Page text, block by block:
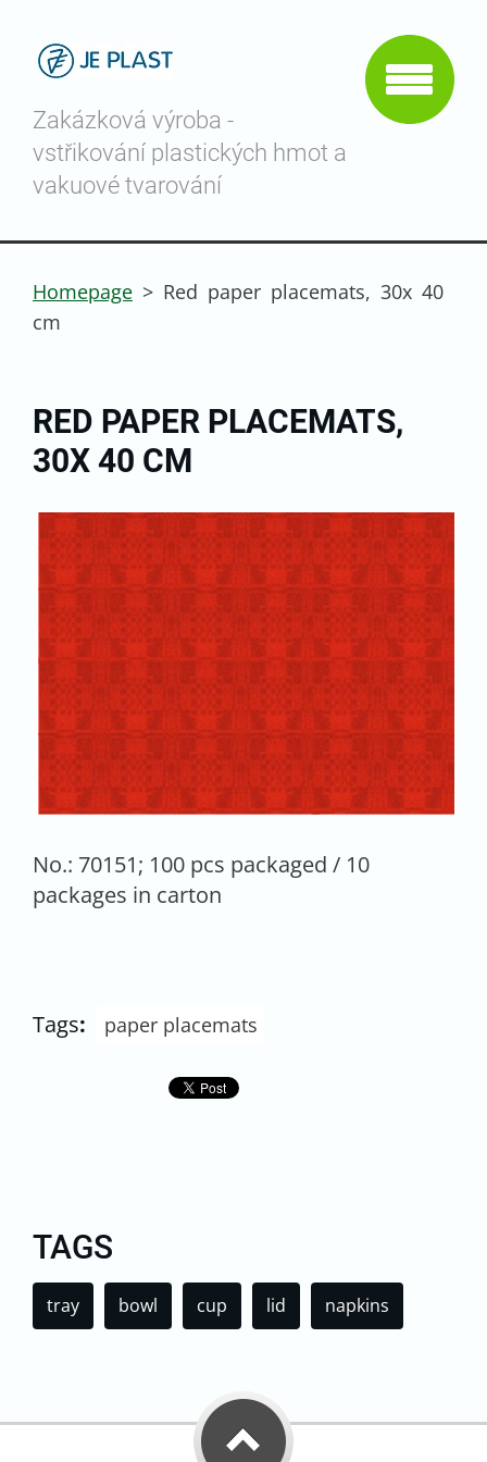
Zakázková výroba -
vstřikování plastických hmot a
vakuové tvarování
Homepage > Red paper placemats, 30x 40
cm
RED PAPER PLACEMATS,
30X 40 CM
No.: 70151; 100 pcs packaged / 10
packages in carton
Tags: paper placemats
TAGS
tray bowl cup lid napkins